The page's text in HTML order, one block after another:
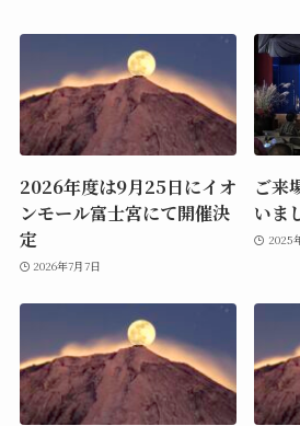
2026年度は9月25日にイオ
ンモール富士宮にて開催決
定
2026年7月7日
ご来
いま
2025